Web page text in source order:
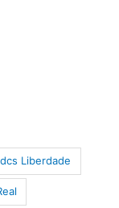
Liberdade